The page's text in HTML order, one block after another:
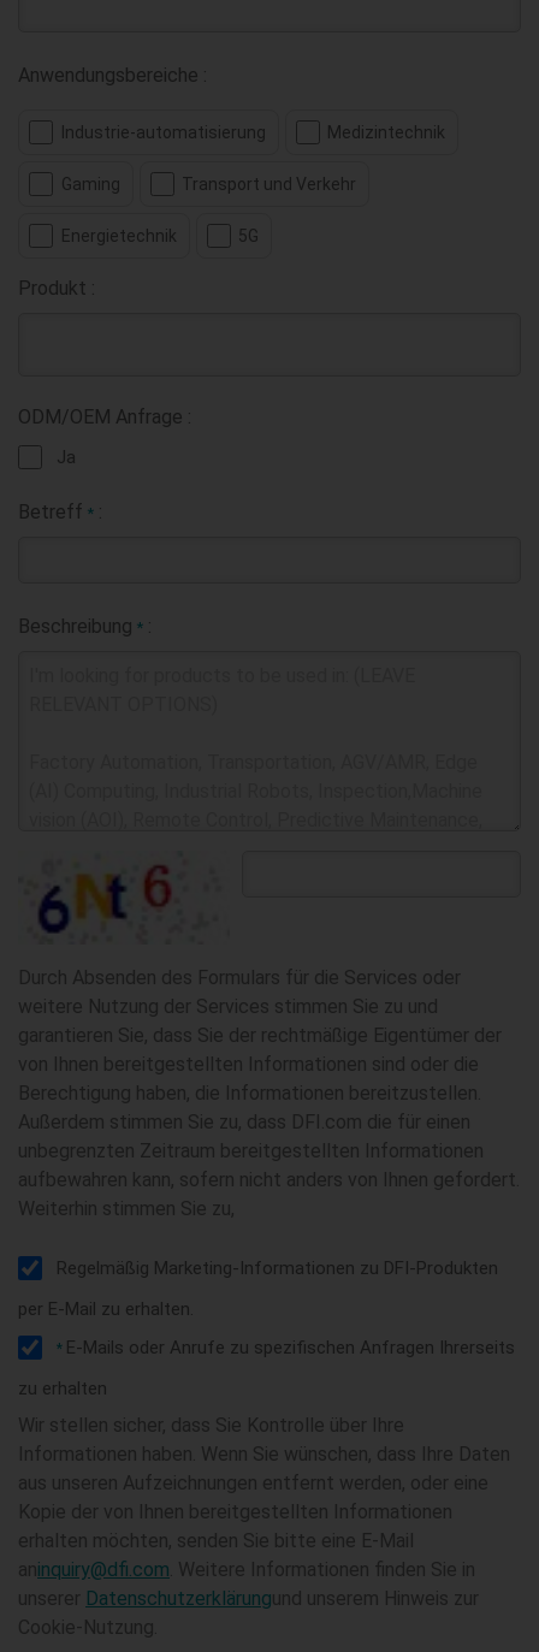
Anwendungsbereiche :
Industrie-automatisierung Medizintechnik
Gaming Transport und Verkehr
Energietechnik 5G
Produkt :
ODM/OEM Anfrage :
Ja
Betreff * :
Beschreibung * :
Durch Absenden des Formulars für die Services oder
weitere Nutzung der Services stimmen Sie zu und
garantieren Sie, dass Sie der rechtmäßige Eigentümer der
von Ihnen bereitgestellten Informationen sind oder die
Berechtigung haben, die Informationen bereitzustellen.
Außerdem stimmen Sie zu, dass DFI.com die für einen
unbegrenzten Zeitraum bereitgestellten Informationen
aufbewahren kann, sofern nicht anders von Ihnen gefordert.
Weiterhin stimmen Sie zu,
Regelmäßig Marketing-Informationen zu DFI-Produkten
per E-Mail zu erhalten.
* E-Mails oder Anrufe zu spezifischen Anfragen Ihrerseits
zu erhalten
Wir stellen sicher, dass Sie Kontrolle über Ihre
Informationen haben. Wenn Sie wünschen, dass Ihre Daten
aus unseren Aufzeichnungen entfernt werden, oder eine
Kopie der von Ihnen bereitgestellten Informationen
erhalten möchten, senden Sie bitte eine E-Mail
aninquiry@dfi.com . Weitere Informationen finden Sie in
unserer Datenschutzerklärungund unserem Hinweis zur
Cookie-Nutzung.